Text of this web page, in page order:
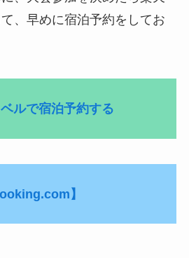
、早めに宿泊予約をしてお
ルで宿泊予約する
】